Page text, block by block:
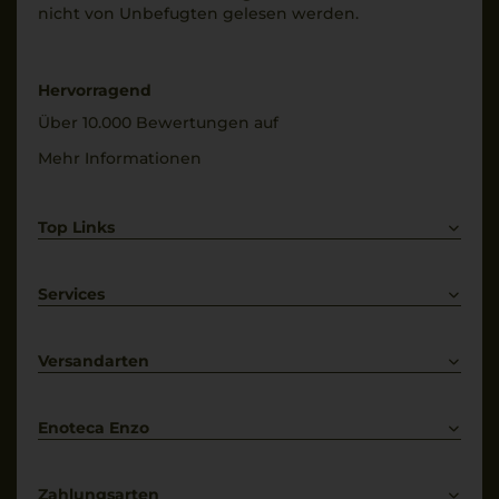
nicht von Unbe­fugten gelesen werden.
Hervorragend
Über 10.000 Bewertungen auf
Mehr Informationen
Top Links
Weißwein
Services
Kontakt
Versandarten
Enoteca Enzo
Bewertungs-Richtlinien
Zahlungsarten